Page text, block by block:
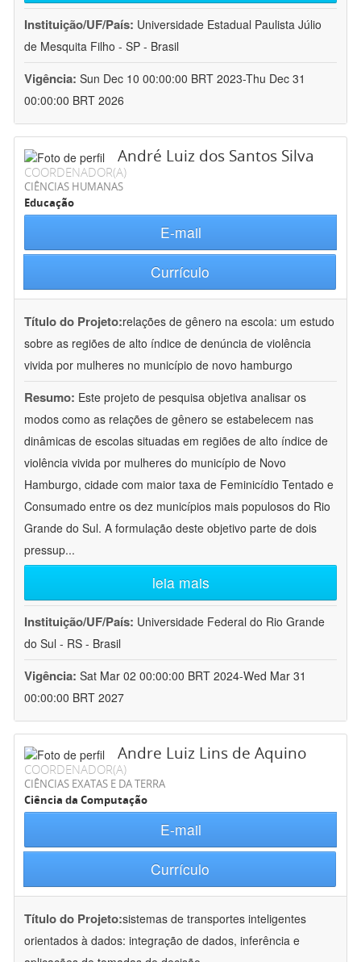
Instituição/UF/País: Universidade Estadual Paulista Júlio
de Mesquita Filho - SP - Brasil
Vigência: Sun Dec 10 00:00:00 BRT 2023-Thu Dec 31
00:00:00 BRT 2026
André Luiz dos Santos Silva
COORDENADOR(A)
CIÊNCIAS HUMANAS
Educação
E-mail
Currículo
Título do Projeto:relações de gênero na escola: um estudo
sobre as regiões de alto índice de denúncia de violência
vivida por mulheres no município de novo hamburgo
Resumo: Este projeto de pesquisa objetiva analisar os
modos como as relações de gênero se estabelecem nas
dinâmicas de escolas situadas em regiões de alto índice de
violência vivida por mulheres do município de Novo
Hamburgo, cidade com maior taxa de Feminicídio Tentado e
Consumado entre os dez municípios mais populosos do Rio
Grande do Sul. A formulação deste objetivo parte de dois
pressup...
leia mais
Instituição/UF/País: Universidade Federal do Rio Grande
do Sul - RS - Brasil
Vigência: Sat Mar 02 00:00:00 BRT 2024-Wed Mar 31
00:00:00 BRT 2027
Andre Luiz Lins de Aquino
COORDENADOR(A)
CIÊNCIAS EXATAS E DA TERRA
Ciência da Computação
E-mail
Currículo
Título do Projeto:sistemas de transportes inteligentes
orientados à dados: integração de dados, inferência e